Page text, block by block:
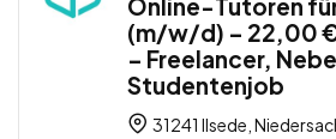
(m/w/d) – 22,00
– Freelancer,
Studentenjob
31241 Ilsede,